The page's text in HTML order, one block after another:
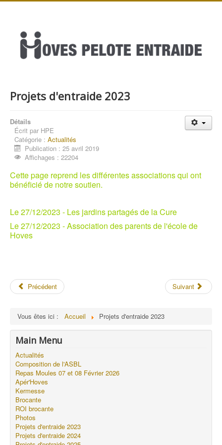
Projets d'entraide 2023
Détails
Écrit par HPE
Catégorie : Actualités
Publication : 25 avril 2019
Affichages : 22204
Cette page reprend les différentes associations qui ont
bénéficié de notre soutien.
Le 27/12/2023 - Les jardins partagés de la Cure
Le 27/12/2023 - Association des parents de l'école de
Hoves
Précédent Suivant
Vous êtes ici : Accueil Projets d'entraide 2023
Main Menu
Actualités
Composition de l'ASBL
Repas Moules 07 et 08 Février 2026
Apér'Hoves
Kermesse
Brocante
ROI brocante
Photos
Projets d'entraide 2023
Projets d'entraide 2024